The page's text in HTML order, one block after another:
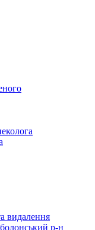
видалення
р-н